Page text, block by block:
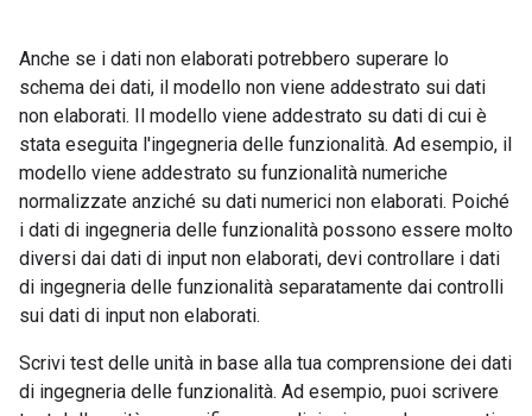
Anche se i dati non elaborati potrebbero superare lo
schema dei dati, il modello non viene addestrato sui dati
non elaborati. Il modello viene addestrato su dati di cui è
stata eseguita l'ingegneria delle funzionalità. Ad esempio, il
modello viene addestrato su funzionalità numeriche
normalizzate anziché su dati numerici non elaborati. Poiché
i dati di ingegneria delle funzionalità possono essere molto
diversi dai dati di input non elaborati, devi controllare i dati
di ingegneria delle funzionalità separatamente dai controlli
sui dati di input non elaborati.
Scrivi test delle unità in base alla tua comprensione dei dati
di ingegneria delle funzionalità. Ad esempio, puoi scrivere